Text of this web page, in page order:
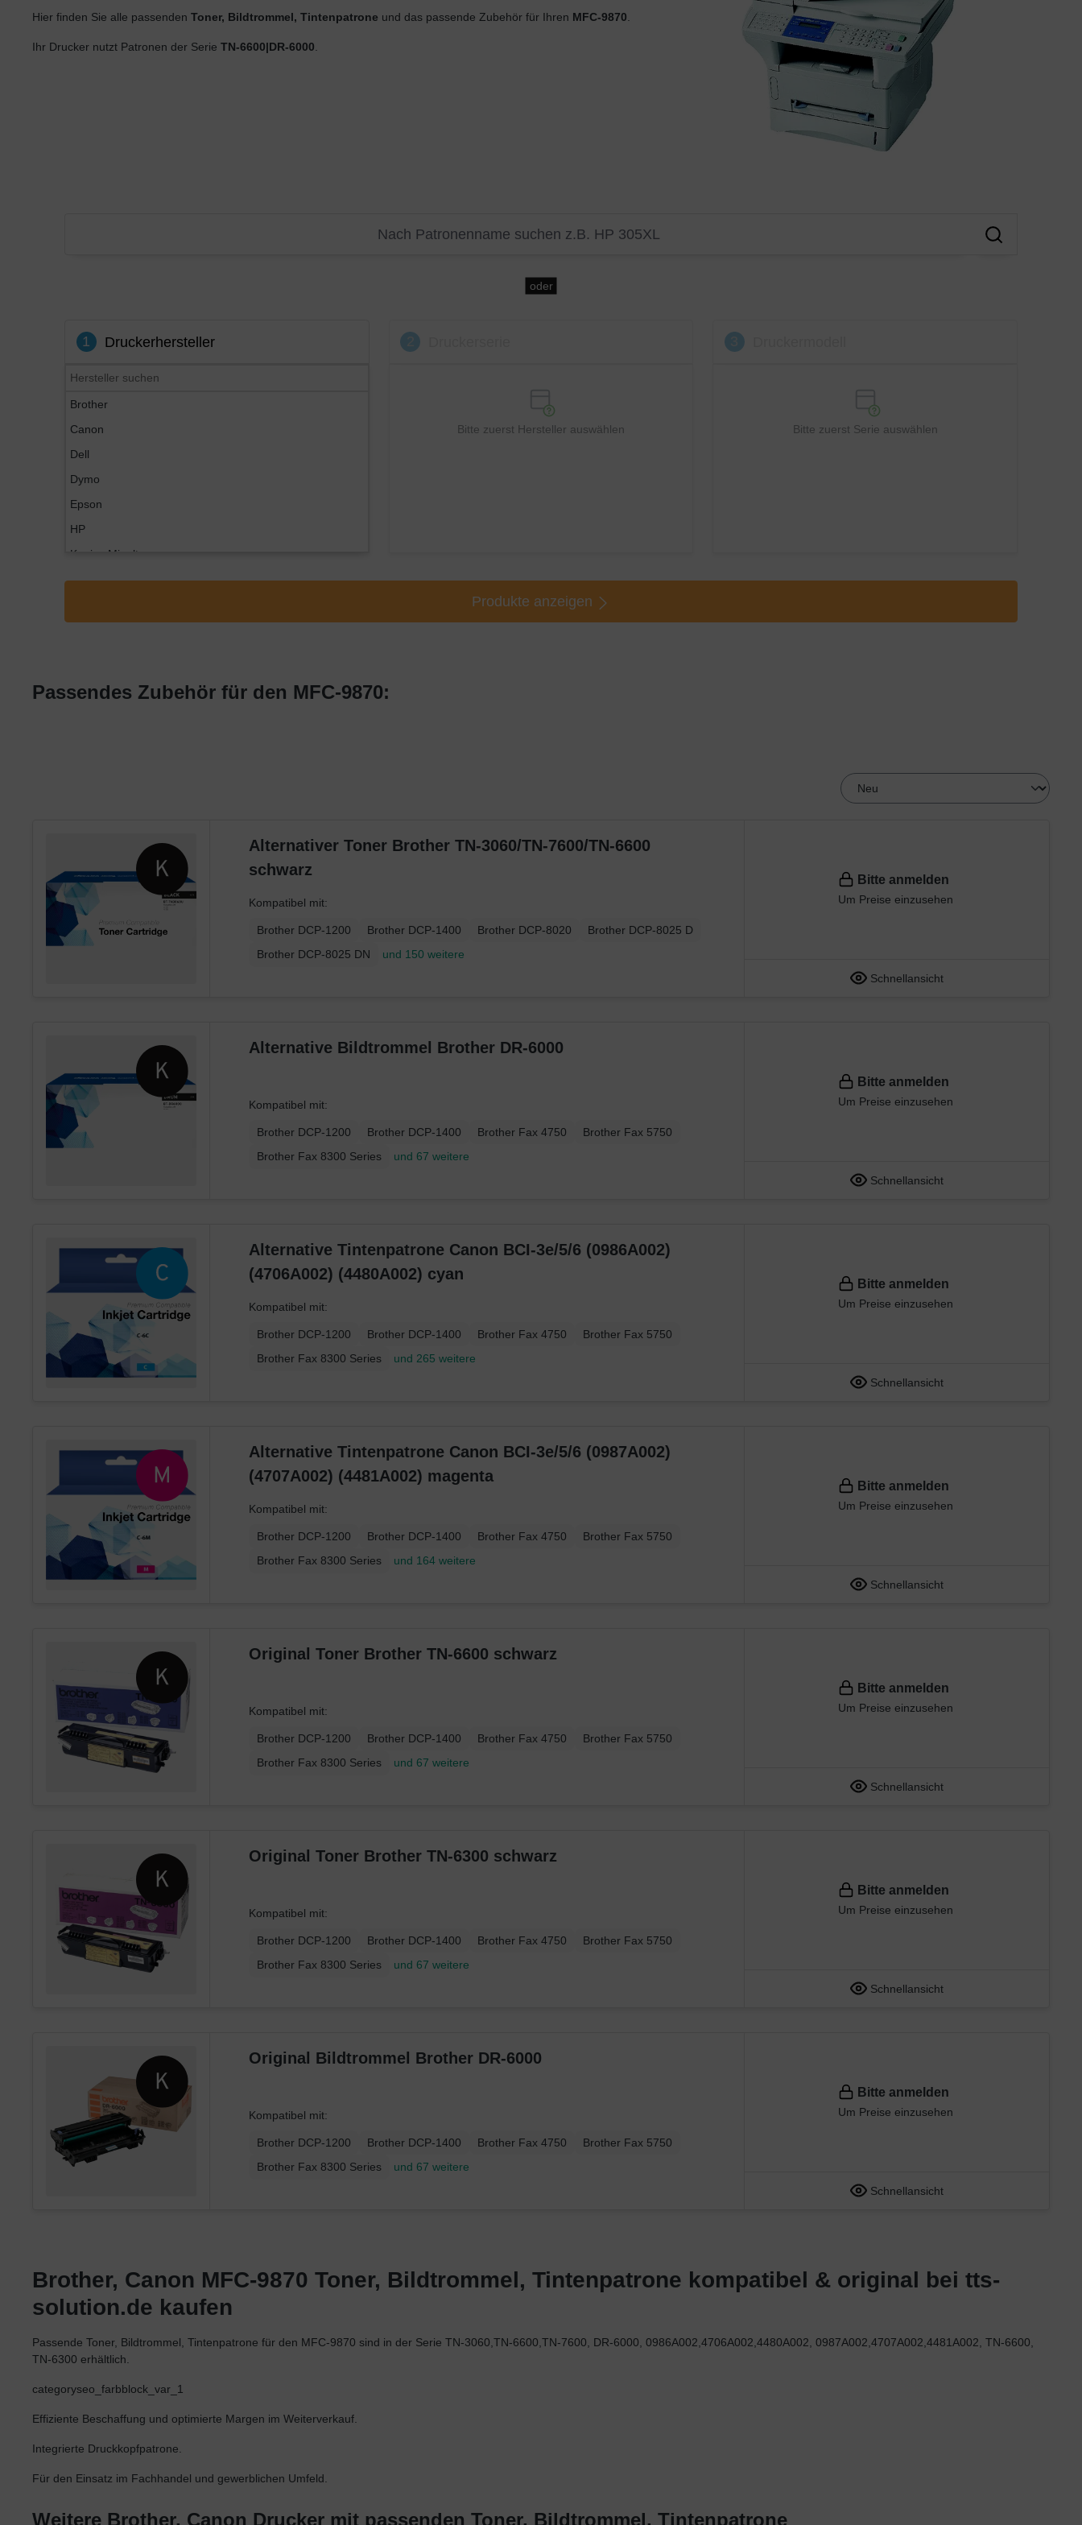
Hier finden Sie alle passenden Toner, Bildtrommel, Tintenpatrone und das passende Zubehör für Ihren MFC-9870
Ihr Drucker nutzt Patronen der Serie TN-6600|DR-6000
oder
1 Druckerhersteller
Brother
Canon
Dell
Dymo
Epson
HP
Konica Minolta
Kyocera
Bitte zuerst Hersteller auswählen Bitte zuerst Serie auswählen
Produkte anzeigen
Passendes Zubehör für den MFC-9870:
Alternativer Toner Brother TN-3060/TN-7600/TN-6600
schwarz
Kompatibel mit:
Brother DCP-1200 Brother DCP-1400 Brother DCP-8020
Brother DCP-8025 D
Brother DCP-8025 DN
und 150 weitere
Bitte anmelden
Um Preise einzusehen
Schnellansicht
Alternative Bildtrommel Brother DR-6000
Kompatibel mit:
Brother DCP-1200 Brother DCP-1400 Brother Fax 4750
Brother Fax 5750
Brother Fax 8300 Series
und 67 weitere
Bitte anmelden
Um Preise einzusehen
Schnellansicht
Alternative Tintenpatrone Canon BCI-3e/5/6 (0986A002)
(4706A002) (4480A002) cyan
Kompatibel mit:
Brother DCP-1200 Brother DCP-1400 Brother Fax 4750
Brother Fax 5750
Brother Fax 8300 Series
und 265 weitere
Bitte anmelden
Um Preise einzusehen
Schnellansicht
Alternative Tintenpatrone Canon BCI-3e/5/6 (0987A002)
(4707A002) (4481A002) magenta
Kompatibel mit:
Brother DCP-1200 Brother DCP-1400 Brother Fax 4750
Brother Fax 5750
Brother Fax 8300 Series
und 164 weitere
Bitte anmelden
Um Preise einzusehen
Schnellansicht
Original Toner Brother TN-6600 schwarz
Kompatibel mit:
Brother DCP-1200 Brother DCP-1400 Brother Fax 4750
Brother Fax 5750
Brother Fax 8300 Series
und 67 weitere
Bitte anmelden
Um Preise einzusehen
Schnellansicht
Original Toner Brother TN-6300 schwarz
Kompatibel mit:
Brother DCP-1200 Brother DCP-1400 Brother Fax 4750
Brother Fax 5750
Brother Fax 8300 Series
und 67 weitere
Bitte anmelden
Um Preise einzusehen
Schnellansicht
Original Bildtrommel Brother DR-6000
Kompatibel mit:
Brother DCP-1200 Brother DCP-1400 Brother Fax 4750
Brother Fax 5750
Brother Fax 8300 Series
und 67 weitere
Bitte anmelden
Um Preise einzusehen
Schnellansicht
Brother, Canon MFC-9870 Toner, Bildtrommel, Tintenpatrone kompatibel & original bei tts-
solution.de kaufen
Passende Toner, Bildtrommel, Tintenpatrone für den MFC-9870 sind in der Serie TN-3060,TN-6600,TN-7600, DR-6000, 0986A002,4706A002,4480A002, 0987A002,4707A002,4481A002, TN-6600,
TN-6300 erhältlich.
categoryseo_farbblock_var_1
Effiziente Beschaffung und optimierte Margen im Weiterverkauf.
Integrierte Druckkopfpatrone.
Für den Einsatz im Fachhandel und gewerblichen Umfeld.
Weitere Brother, Canon Drucker mit passenden Toner, Bildtrommel, Tintenpatrone